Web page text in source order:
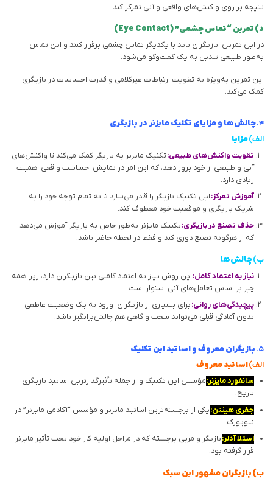
نتیجه بر روی واکنش‌های واقعی و آنی تمرکز کند.
د) تمرین “تماس چشمی” (Eye Contact)
در این تمرین، بازیگران باید با یکدیگر تماس چشمی برقرار کنند و این تماس
به‌طور طبیعی تبدیل به یک گفت‌وگو می‌شود.
این تمرین به‌ویژه به تقویت ارتباطات غیرکلامی و قدرت احساسات در بازیگری
کمک می‌کند.
۴. چالش‌ها و مزایای تکنیک مایزنر در بازیگری
الف)مزایا
تقویت واکنش‌های طبیعی:تکنیک مایزنر به بازیگر کمک می‌کند تا واکنش‌های
آنی و طبیعی از خود بروز دهد، که این امر در نمایش احساست واقعی اهمیت
زیادی دارد.
آموزش تمرکز:این تکنیک بازیگر را قادر می‌سازد تا به تمام توجه خود را به
شریک بازیگری و موقعیت خود معطوف کند.
حذف تصنع در بازیگری:تکنیک مایزنر به‌طور خاص به بازیگر آموزش می‌دهد
که از هرگونه تصنع دوری کند و فقط در لحظه حاضر باشد.
ب)چالش‌ها
نیاز به اعتماد کامل:این روش نیاز به اعتماد کاملی بین بازیگران دارد، زیرا همه
چیز بر اساس تعامل‌های آنی استوار است.
پیچیدگی‌های روانی:برای بسیاری از بازیگران، ورود به یک وضعیت عاطفی
بدون آمادگی قبلی می‌تواند سخت و گاهی هم چالش‌برانگیز باشد.
۵. بازیگران معروف و اساتید این تکنیک
الف)اساتید معروف
سانفورد مایزنر:مؤسس این تکنیک و از جمله تأثیرگذارترین اساتید بازیگری
تاریخ.
جفری هینتن:یکی از برجسته‌ترین اساتید مایزنر و مؤسس “آکادمی مایزنر” در
نیویورک.
استلا آدلر:بازیگر و مربی برجسته که در مراحل اولیه کار خود تحت تأثیر مایزنر
قرار گرفته بود.
ب) بازیگران مشهور این سبک